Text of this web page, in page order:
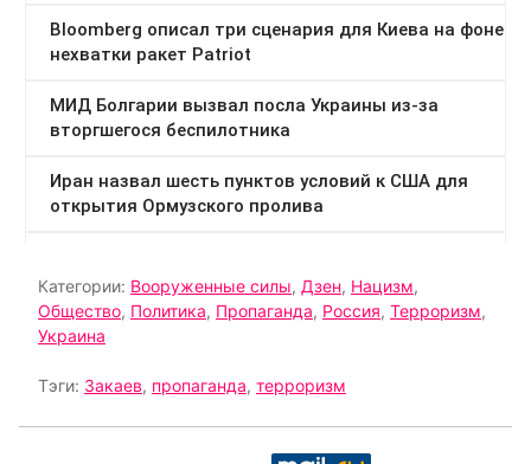
Категории: Вооруженные силы, Дзен, Нацизм,
Общество, Политика, Пропаганда, Россия, Терроризм,
Украина
Тэги: Закаев, пропаганда, терроризм